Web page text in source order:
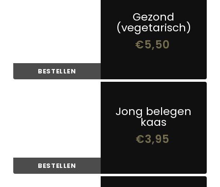
BESTELLEN
Gezond
(vegetarisch)
€5,50
BESTELLEN
Jong belegen
kaas
€3,95